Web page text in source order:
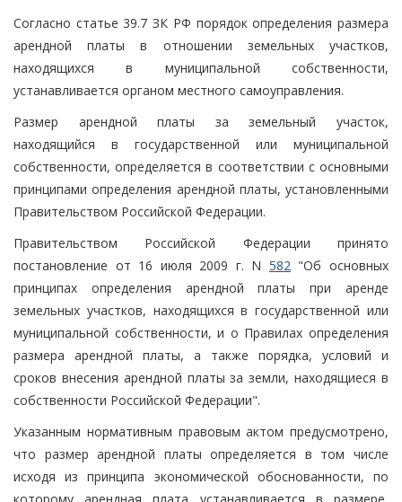
Согласно статье 39.7 ЗК РФ порядок определения размера
арендной платы в отношении земельных участков,
находящихся в муниципальной собственности,
устанавливается органом местного самоуправления.
Размер арендной платы за земельный участок,
находящийся в государственной или муниципальной
собственности, определяется в соответствии с основными
принципами определения арендной платы, установленными
Правительством Российской Федерации.
Правительством Российской Федерации принято
постановление от 16 июля 2009 г. N 582 "Об основных
принципах определения арендной платы при аренде
земельных участков, находящихся в государственной или
муниципальной собственности, и о Правилах определения
размера арендной платы, а также порядка, условий и
сроков внесения арендной платы за земли, находящиеся в
собственности Российской Федерации".
Указанным нормативным правовым актом предусмотрено,
что размер арендной платы определяется в том числе
исходя из принципа экономической обоснованности, по